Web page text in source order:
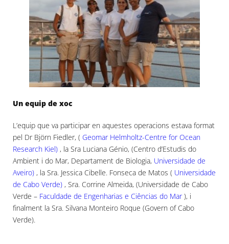
Un equip de xoc
L’equip que va participar en aquestes operacions estava format
pel Dr Björn Fiedler, ( Geomar Helmholtz-Centre for Ocean
Research Kiel) , la Sra Luciana Génio, (Centro d’Estudis do
Ambient i do Mar, Departament de Biologia, Universidade de
Aveiro) , la Sra. Jessica Cibelle. Fonseca de Matos ( Universidade
de Cabo Verde) , Sra. Corrine Almeida, (Universidade de Cabo
Verde – Faculdade de Engenharias e Ciências do Mar), i
finalment la Sra. Silvana Monteiro Roque (Govern of Cabo
Verde).